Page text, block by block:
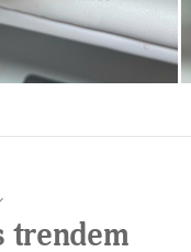
trendem